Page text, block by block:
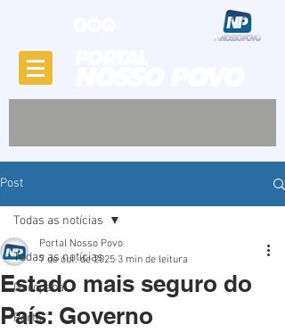
Post
Todas as notícias
Garopaba
Porto
Todas as notícias
Estado mais seguro do
País: Governo
Portal Nosso Povo
7 de out. de 2025 3 min de leitura